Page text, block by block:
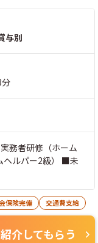
与別
務者研修（ホーム
ヘルパー2級） ■未
保険完備 交通費支給
紹介してもらう